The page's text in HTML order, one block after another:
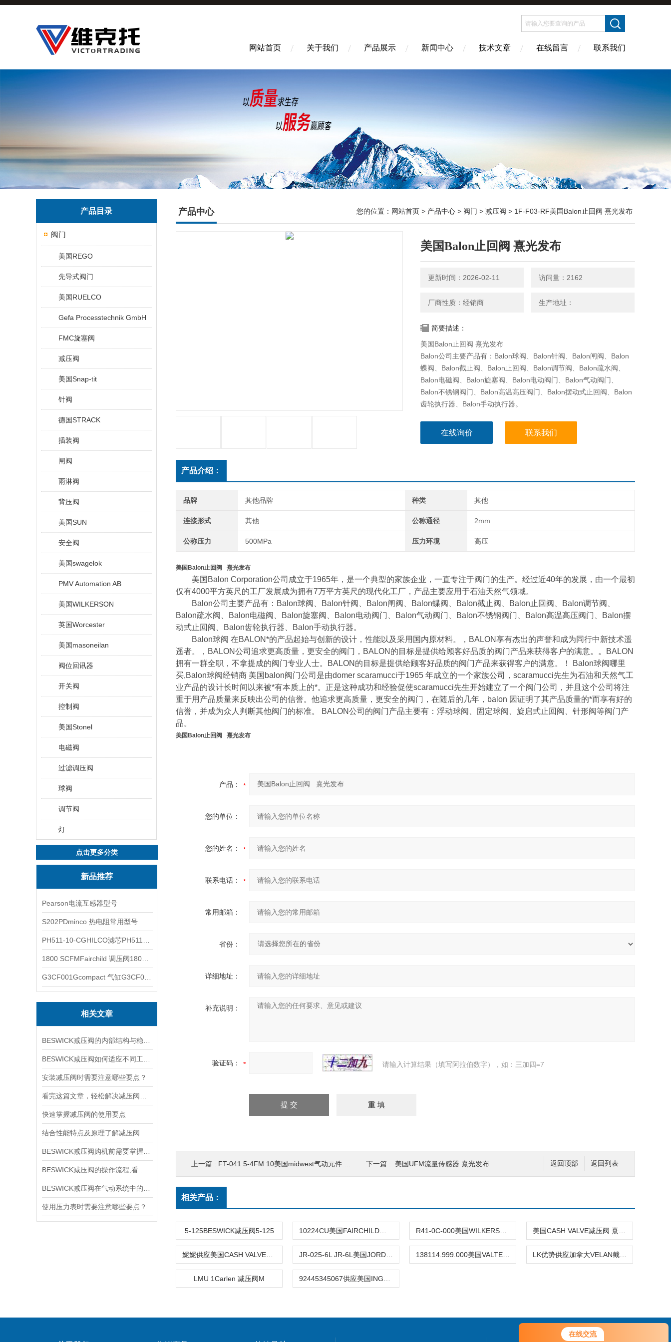
在线交流
网站首页 关于我们 产品展示 新闻中心 技术文章 在线留言 联系我们
产品目录
阀门
美国REGO
先导式阀门
美国RUELCO
Gefa Processtechnik GmbH
FMC旋塞阀
减压阀
美国Snap-tit
针阀
德国STRACK
插装阀
闸阀
雨淋阀
背压阀
美国SUN
安全阀
美国swagelok
PMV Automation AB
美国WILKERSON
英国Worcester
美国masoneilan
阀位回讯器
开关阀
控制阀
美国Stonel
电磁阀
过滤调压阀
球阀
调节阀
灯
点击更多分类
新品推荐
Pearson电流互感器型号
S202PDminco 热电阻常用型号
相关文章
安装减压阀时需要注意哪些要点？
快速掌握减压阀的使用要点
结合性能特点及原理了解减压阀
使用压力表时需要注意哪些要点？
产品中心 您的位置： 网站首页 > 产品中心 > 阀门 > 减压阀 > 1F-F03-RF美国Balon止回阀 熹光发布
美国Balon止回阀 熹光发布
更新时间：2026-02-11 访问量：2162
厂商性质：经销商 生产地址：
简要描述：
美国Balon止回阀 熹光发布
Balon公司主要产品有：Balon球阀、Balon针阀、Balon闸阀、Balon
蝶阀、Balon截止阀、Balon止回阀、Balon调节阀、Balon疏水阀、
Balon电磁阀、Balon旋塞阀、Balon电动阀门、Balon气动阀门、
Balon不锈钢阀门、Balon高温高压阀门、Balon摆动式止回阀、Balon
齿轮执行器、Balon手动执行器。
在线询价 联系我们
产品介绍：
品牌 其他品牌 种类 其他
连接形式 其他 公称通径 2mm
公称压力 500MPa 压力环境 高压
美国Balon止回阀 熹光发布
美国Balon Corporation公司成立于1965年，是一个典型的家族企业，一直专注于阀门的生产。经过近40年的发展，由一个最初
仅有4000平方英尺的工厂发展成为拥有7万平方英尺的现代化工厂，产品主要应用于石油天然气领域。
Balon公司主要产品有：Balon球阀、Balon针阀、Balon闸阀、Balon蝶阀、Balon截止阀、Balon止回阀、Balon调节阀、
Balon疏水阀、Balon电磁阀、Balon旋塞阀、Balon电动阀门、Balon气动阀门、Balon不锈钢阀门、Balon高温高压阀门、Balon摆
动式止回阀、Balon齿轮执行器、Balon手动执行器。
Balon球阀 在BALON*的产品起始与创新的设计，性能以及采用国内原材料。，BALON享有杰出的声誉和成为同行中新技术遥
遥者。，BALON公司追求更高质量，更安全的阀门，BALON的目标是提供给顾客好品质的阀门产品来获得客户的满意。。BALON
拥有一群全职，不拿提成的阀门专业人士。BALON的目标是提供给顾客好品质的阀门产品来获得客户的满意。！ Balon球阀哪里
买,Balon球阀经销商 美国balon阀门公司是由domer scaramucci于1965 年成立的一个家族公司，scaramucci先生为石油和天然气工
业产品的设计长时间以来被*有本质上的*。正是这种成功和经验促使scaramucci先生开始建立了一个阀门公司，并且这个公司将注
重于用产品质量来反映出公司的信誉。他追求更高质量，更安全的阀门，在随后的几年，balon 因证明了其产品质量的*而享有好的
信誉，并成为众人判断其他阀门的标准。 BALON公司的阀门产品主要有：浮动球阀、固定球阀、旋启式止回阀、针形阀等阀门产
品。
美国Balon止回阀 熹光发布
产品：
您的单位：
您的姓名：
联系电话：
常用邮箱：
省份：
详细地址：
补充说明：
验证码： 请输入计算结果（填写阿拉伯数字），如：三加四=7
返回列表
返回顶部
上一篇 : FT-041.5-4FM 10美国midwest气动元件 熹光发布 下一篇 : 美国UFM流量传感器 熹光发布
相关产品：
5-125BESWICK减压阀5-125
LMU 1Carlen 减压阀M